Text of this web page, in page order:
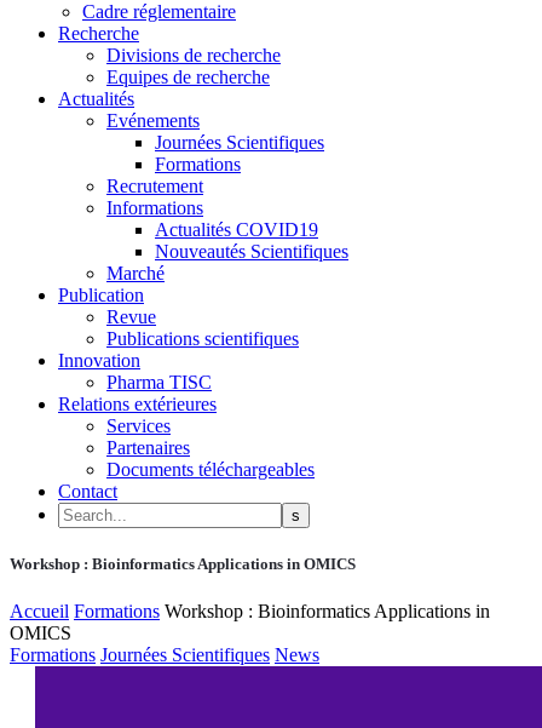
Cadre réglementaire
Recherche
Divisions de recherche
Equipes de recherche
Actualités
Evénements
Journées Scientifiques
Formations
Recrutement
Informations
Actualités COVID19
Nouveautés Scientifiques
Marché
Publication
Revue
Publications scientifiques
Innovation
Pharma TISC
Relations extérieures
Services
Partenaires
Documents téléchargeables
Contact
Workshop : Bioinformatics Applications in OMICS
Accueil Formations Workshop : Bioinformatics Applications in
OMICS
Formations Journées Scientifiques News